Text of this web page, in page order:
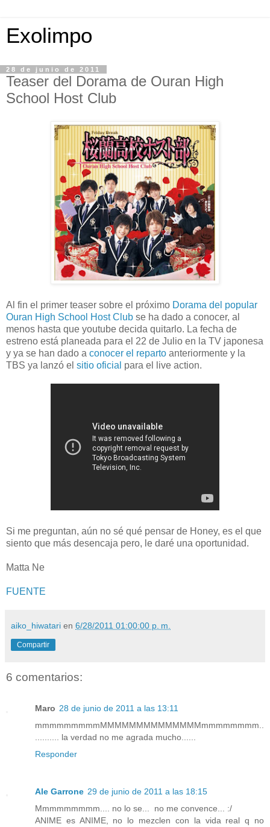
Exolimpo
28 de junio de 2011
Teaser del Dorama de Ouran High
School Host Club
Al fin el primer teaser sobre el próximo Dorama del popular
Ouran High School Host Club se ha dado a conocer, al
menos hasta que youtube decida quitarlo. La fecha de
estreno está planeada para el 22 de Julio en la TV japonesa
y ya se han dado a conocer el reparto anteriormente y la
TBS ya lanzó el sitio oficial para el live action.
Si me preguntan, aún no sé qué pensar de Honey, es el que
siento que más desencaja pero, le daré una oportunidad.
Matta Ne
FUENTE
aiko_hiwatari en 6/28/2011 01:00:00 p. m.
Compartir
6 comentarios:
Maro 28 de junio de 2011 a las 13:11
mmmmmmmmmMMMMMMMMMMMMMMmmmmmmmm..
.......... la verdad no me agrada mucho......
Responder
Ale Garrone 29 de junio de 2011 a las 18:15
Mmmmmmmmm.... no lo se... no me convence... :/
ANIME es ANIME, no lo mezclen con la vida real q no